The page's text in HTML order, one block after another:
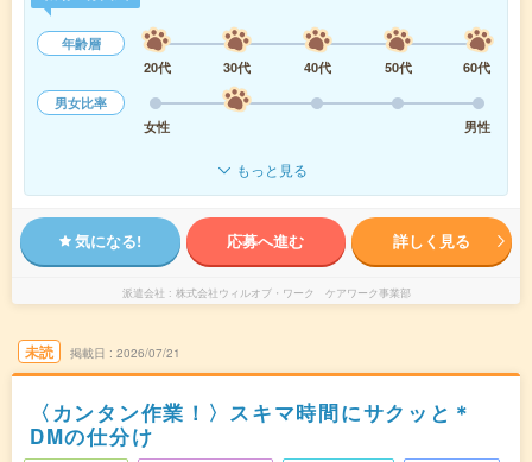
年齢層
20代
30代 40代 50代
60代
男女比率
女性
男性
もっと見る
気になる! 応募へ進む 詳しく見る
派遣会社 株式会社ウィルオブ・ワーク ケアワーク事業部
未読 掲載日 2026/07/21
〈カンタン作業！〉スキマ時間にサクッと＊
DMの仕分け